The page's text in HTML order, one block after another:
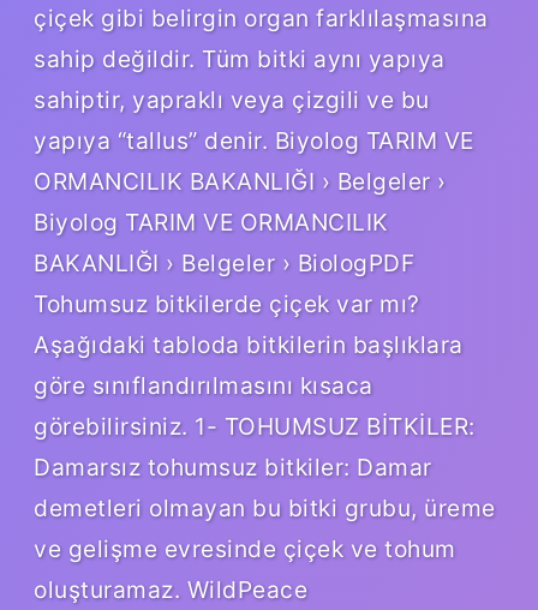
çiçek gibi belirgin organ farklılaşmasına
sahip değildir. Tüm bitki aynı yapıya
sahiptir, yapraklı veya çizgili ve bu
yapıya “tallus” denir. Biyolog TARIM VE
ORMANCILIK BAKANLIĞI › Belgeler ›
Biyolog TARIM VE ORMANCILIK
BAKANLIĞI › Belgeler › BiologPDF
Tohumsuz bitkilerde çiçek var mı?
Aşağıdaki tabloda bitkilerin başlıklara
göre sınıflandırılmasını kısaca
görebilirsiniz. 1- TOHUMSUZ BİTKİLER:
Damarsız tohumsuz bitkiler: Damar
demetleri olmayan bu bitki grubu, üreme
ve gelişme evresinde çiçek ve tohum
oluşturamaz. WildPeace